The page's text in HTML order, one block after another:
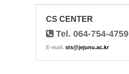
CS CENTER
Tel. 064-754-4759
E-mail. sts@jejunu.ac.kr